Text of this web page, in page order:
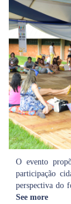
O evento
participação
perspectiva do
See more